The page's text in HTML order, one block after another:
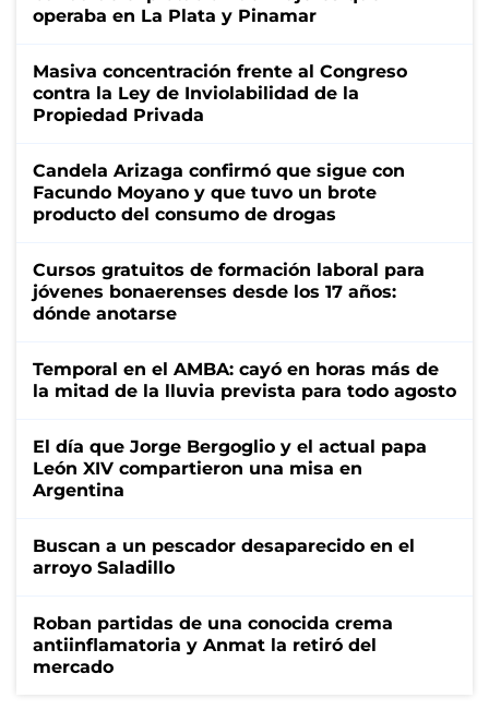
operaba en La Plata y Pinamar
Masiva concentración frente al Congreso
contra la Ley de Inviolabilidad de la
Propiedad Privada
Candela Arizaga confirmó que sigue con
Facundo Moyano y que tuvo un brote
producto del consumo de drogas
Cursos gratuitos de formación laboral para
jóvenes bonaerenses desde los 17 años:
dónde anotarse
Temporal en el AMBA: cayó en horas más de
la mitad de la lluvia prevista para todo agosto
El día que Jorge Bergoglio y el actual papa
León XIV compartieron una misa en
Argentina
Buscan a un pescador desaparecido en el
arroyo Saladillo
Roban partidas de una conocida crema
antiinflamatoria y Anmat la retiró del
mercado